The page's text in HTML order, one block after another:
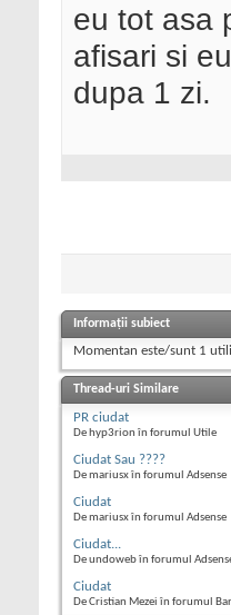
eu tot asa
afisari si
dupa 1 zi.
Informații subiect
Momentan este/sunt 1
Thread-uri Similare
PR ciudat
De hyp3rion în forumul Utile
Ciudat Sau ????
De mariusx în forumul Adsense
Ciudat
De mariusx în forumul Adsense
Ciudat...
De undoweb în forumul
Ciudat
De Cristian Mezei în forumul